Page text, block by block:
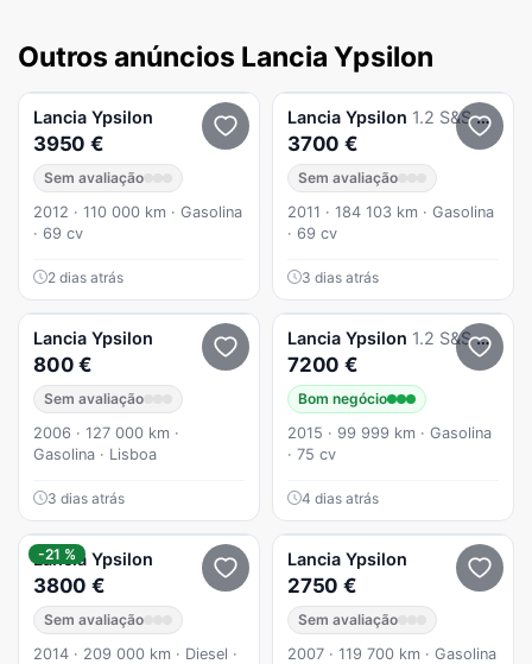
Outros anúncios Lancia Ypsilon
Lancia Ypsilon
3950 €
Sem avaliação
2012 · 110 000 km · Gasolina
· 69 cv
2 dias atrás
Lancia Ypsilon 1.2 S&S Urban
3700 €
Sem avaliação
2011 · 184 103 km · Gasolina
· 69 cv
3 dias atrás
Lancia Ypsilon
800 €
Sem avaliação
2006 · 127 000 km ·
Gasolina · Lisboa
3 dias atrás
Lancia Ypsilon 1.2 S&S GOLD - 5 Portas - Nacional - 100.000kms - 1 Dono - C/ GARANTIA
7200 €
Bom negócio
2015 · 99 999 km · Gasolina
· 75 cv
4 dias atrás
-21 %
Lancia Ypsilon
3800 €
Sem avaliação
2014 · 209 000 km · Diesel ·
Lancia Ypsilon
2750 €
Sem avaliação
2007 · 119 700 km · Gasolina